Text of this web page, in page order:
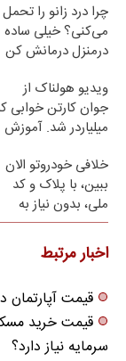
چرا درد زانو را تحمل
می‌کنی؟ خیلی ساده
درمنزل درمانش کن
ویدیو هولناک از
جوان کارتن خوابی
میلیاردر شد. آموزش
خلافی خودروتو الان
ببین، با پلاک و کد
ملی، بدون نیاز به
مراجعه حضوری
اخبار مرتبط
قیمت آپارتمان
سرمایه نیاز دارد؟